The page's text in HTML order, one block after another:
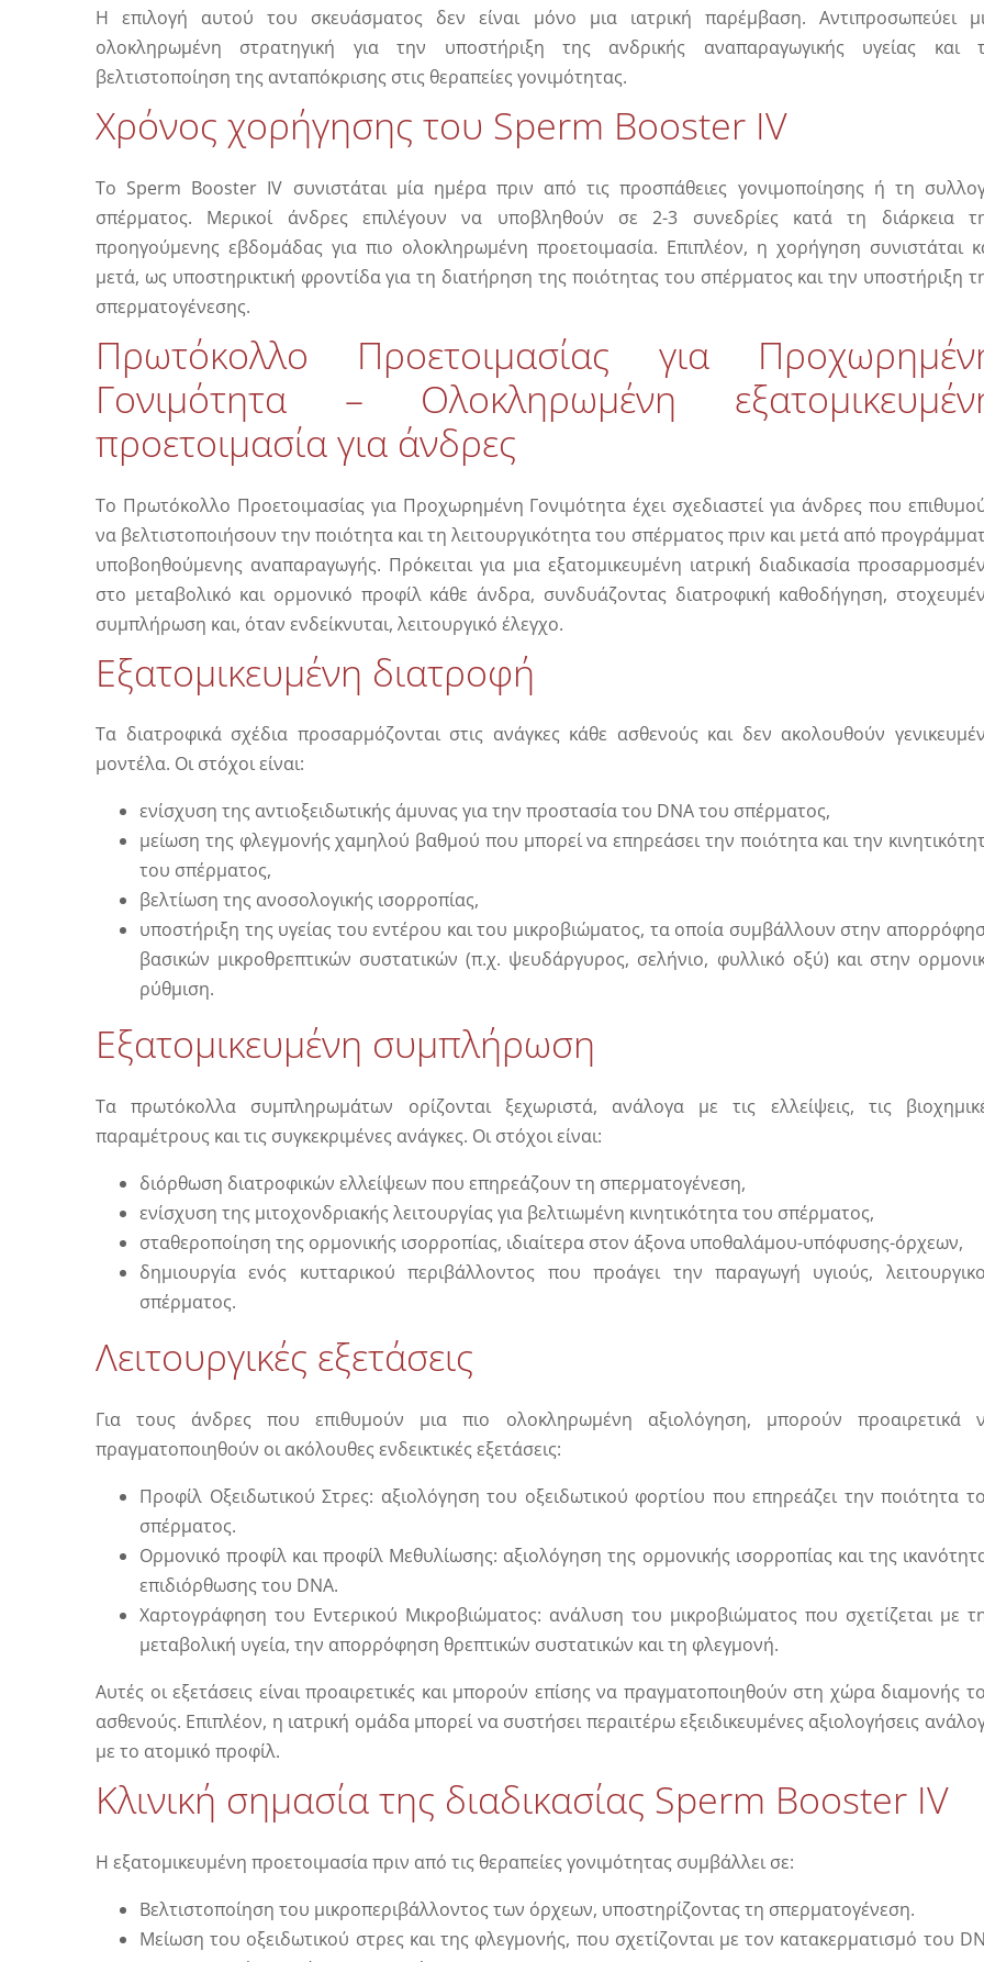
Η επιλογή αυτού του σκευάσματος δεν είναι μόνο μια ιατρική παρέμβαση. Αντιπροσωπεύει
ολοκληρωμένη στρατηγική για την υποστήριξη της ανδρικής αναπαραγωγικής υγείας και
βελτιστοποίηση της ανταπόκρισης στις θεραπείες γονιμότητας.
Χρόνος χορήγησης του Sperm Booster IV
Το Sperm Booster IV συνιστάται μία ημέρα πριν από τις προσπάθειες γονιμοποίησης ή τη
σπέρματος. Μερικοί άνδρες επιλέγουν να υποβληθούν σε 2-3 συνεδρίες κατά τη διάρκεια
προηγούμενης εβδομάδας για πιο ολοκληρωμένη προετοιμασία. Επιπλέον, η χορήγηση συνιστάται
μετά, ως υποστηρικτική φροντίδα για τη διατήρηση της ποιότητας του σπέρματος και την υποστήριξη
σπερματογένεσης.
Πρωτόκολλο Προετοιμασίας για
Γονιμότητα – Ολοκληρωμένη
προετοιμασία για άνδρες
Το Πρωτόκολλο Προετοιμασίας για Προχωρημένη Γονιμότητα έχει σχεδιαστεί για άνδρες που
να βελτιστοποιήσουν την ποιότητα και τη λειτουργικότητα του σπέρματος πριν και μετά από
υποβοηθούμενης αναπαραγωγής. Πρόκειται για μια εξατομικευμένη ιατρική διαδικασία
στο μεταβολικό και ορμονικό προφίλ κάθε άνδρα, συνδυάζοντας διατροφική καθοδήγηση,
συμπλήρωση και, όταν ενδείκνυται, λειτουργικό έλεγχο.
Εξατομικευμένη διατροφή
Τα διατροφικά σχέδια προσαρμόζονται στις ανάγκες κάθε ασθενούς και δεν ακολουθούν
μοντέλα. Οι στόχοι είναι:
ενίσχυση της αντιοξειδωτικής άμυνας για την προστασία του DNA του σπέρματος,
μείωση της φλεγμονής χαμηλού βαθμού που μπορεί να επηρεάσει την ποιότητα και την
του σπέρματος,
βελτίωση της ανοσολογικής ισορροπίας,
υποστήριξη της υγείας του εντέρου και του μικροβιώματος, τα οποία συμβάλλουν στην
βασικών μικροθρεπτικών συστατικών (π.χ. ψευδάργυρος, σελήνιο, φυλλικό οξύ) και στην
ρύθμιση.
Εξατομικευμένη συμπλήρωση
Τα πρωτόκολλα συμπληρωμάτων ορίζονται ξεχωριστά, ανάλογα με τις ελλείψεις, τις
παραμέτρους και τις συγκεκριμένες ανάγκες. Οι στόχοι είναι:
διόρθωση διατροφικών ελλείψεων που επηρεάζουν τη σπερματογένεση,
ενίσχυση της μιτοχονδριακής λειτουργίας για βελτιωμένη κινητικότητα του σπέρματος,
σταθεροποίηση της ορμονικής ισορροπίας, ιδιαίτερα στον άξονα υποθαλάμου-υπόφυσης-όρχεων,
δημιουργία ενός κυτταρικού περιβάλλοντος που προάγει την παραγωγή υγιούς,
σπέρματος.
Λειτουργικές εξετάσεις
Για τους άνδρες που επιθυμούν μια πιο ολοκληρωμένη αξιολόγηση, μπορούν προαιρετικά
πραγματοποιηθούν οι ακόλουθες ενδεικτικές εξετάσεις:
Προφίλ Οξειδωτικού Στρες: αξιολόγηση του οξειδωτικού φορτίου που επηρεάζει την ποιότητα
σπέρματος.
Ορμονικό προφίλ και προφίλ Μεθυλίωσης: αξιολόγηση της ορμονικής ισορροπίας και της
επιδιόρθωσης του DNA.
Χαρτογράφηση του Εντερικού Μικροβιώματος: ανάλυση του μικροβιώματος που σχετίζεται με
μεταβολική υγεία, την απορρόφηση θρεπτικών συστατικών και τη φλεγμονή.
Αυτές οι εξετάσεις είναι προαιρετικές και μπορούν επίσης να πραγματοποιηθούν στη χώρα διαμονής
ασθενούς. Επιπλέον, η ιατρική ομάδα μπορεί να συστήσει περαιτέρω εξειδικευμένες αξιολογήσεις
με το ατομικό προφίλ.
Κλινική σημασία της διαδικασίας Sperm Booster IV
Η εξατομικευμένη προετοιμασία πριν από τις θεραπείες γονιμότητας συμβάλλει σε:
Βελτιστοποίηση του μικροπεριβάλλοντος των όρχεων, υποστηρίζοντας τη σπερματογένεση.
Μείωση του οξειδωτικού στρες και της φλεγμονής, που σχετίζονται με τον κατακερματισμό του